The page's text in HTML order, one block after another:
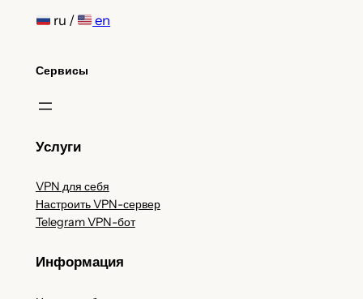
ru / en
Сервисы
Услуги
VPN для себя
Настроить VPN-сервер
Telegram VPN-бот
Информация